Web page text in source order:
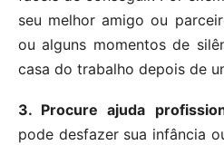
seu melhor amigo ou
ou alguns momentos de
casa do trabalho depois de
3. Procure ajuda
pode desfazer sua infância